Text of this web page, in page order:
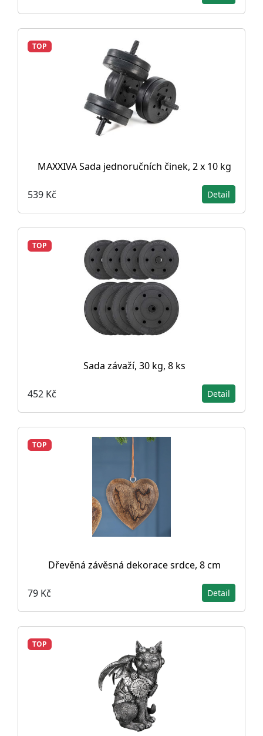
TOP
MAXXIVA Sada jednoručních činek, 2 x 10 kg
539 Kč Detail
TOP
Sada závaží, 30 kg, 8 ks
452 Kč Detail
TOP
Dřevěná závěsná dekorace srdce, 8 cm
79 Kč Detail
TOP